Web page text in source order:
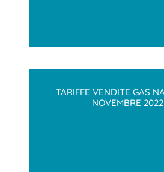
TARIFFE VENDITE GAS
NOVEMBRE 2022